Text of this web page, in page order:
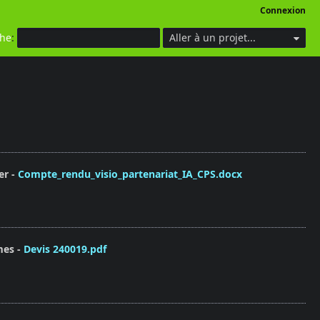
Connexion
: Aller à un projet...
Compte_rendu_visio_partenariat_IA_CPS.docx
Devis 240019.pdf